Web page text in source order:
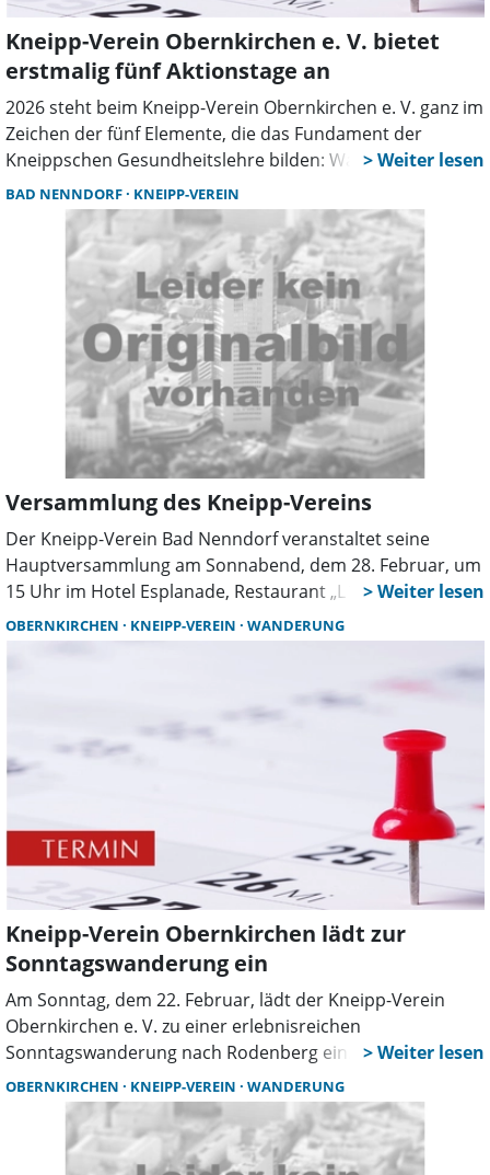
Kneipp-Verein Obernkirchen e. V. bietet
erstmalig fünf Aktionstage an
2026 steht beim Kneipp-Verein Obernkirchen e. V. ganz im
Zeichen der fünf Elemente, die das Fundament der
Kneippschen Gesundheitslehre bilden: Wasser,
Bewegung, Ernährung, Heilpflanzen und Lebensordnung.
Unter dem Jahresmotto „Fünf gewinnt – die Kraft der
Kneippschen Elemente“ lädt der Verein 2026 erstmals
dazu ein, diese kraftvolle Vielfalt bewusst in den Alltag zu
integrieren. Die fünf Kneippschen Elemente sind die
Grundlage eines ganzheitlichen Konzepts für
Gesundheitsförderung und -prävention, das heute noch
so aktuell ist wie zu Sebastian Kneipps Zeiten.
BAD NENNDORF KNEIPP-VEREIN
Versammlung des Kneipp-Vereins
Der Kneipp-Verein Bad Nenndorf veranstaltet seine
Hauptversammlung am Sonnabend, dem 28. Februar, um
15 Uhr im Hotel Esplanade, Restaurant „L´Orangerie“,
Bahnhofstraße 8 A, in Bad Nenndorf. Das Vorstandsteam
hofft auf Teilnahme vieler Mitglieder.
OBERNKIRCHEN KNEIPP-VEREIN WANDERUNG
Kneipp-Verein Obernkirchen lädt zur
Sonntagswanderung ein
Am Sonntag, dem 22. Februar, lädt der Kneipp-Verein
Obernkirchen e. V. zu einer erlebnisreichen
Sonntagswanderung nach Rodenberg ein. Die rund acht
Kilometer lange Strecke ist leicht zu bewältigen und bietet
eine Vielzahl an Sehenswürdigkeiten.
OBERNKIRCHEN KNEIPP-VEREIN WANDERUNG